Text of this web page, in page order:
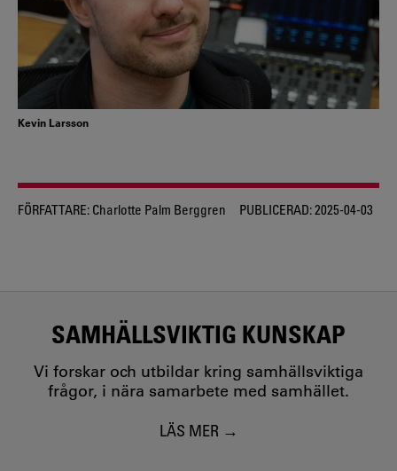
Kevin Larsson
FÖRFATTARE: Charlotte Palm Berggren PUBLICERAD:2025-04-03
SAMHÄLLSVIKTIG KUNSKAP
Vi forskar och utbildar kring samhällsviktiga
frågor, i nära samarbete med samhället.
LÄS MER